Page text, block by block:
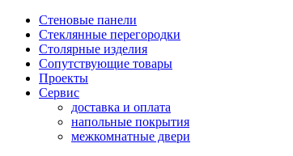
Стеновые панели
Стеклянные перегородки
Столярные изделия
Сопутствующие товары
Проекты
Сервис
доставка и оплата
напольные покрытия
межкомнатные двери